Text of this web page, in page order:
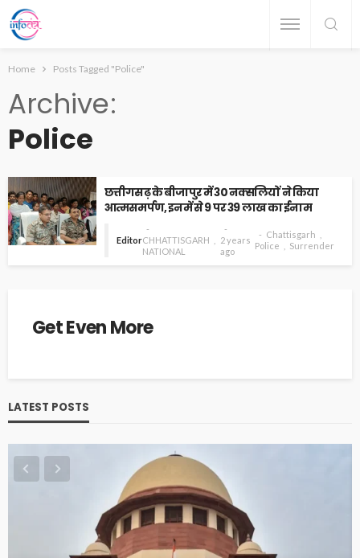
Home Posts Tagged "Police"
Archive
Police
छत्तीगसढ़ के बीजापुर में 30 नक्सलियों ने किया
आत्मसमर्पण, इनमें से 9 पर 39 लाख का ईनाम
EditorCHHATTISGARH
NATIONAL
2 years
ago
Chattisgarh
Police
Surrender
Get Even More
LATEST POSTS